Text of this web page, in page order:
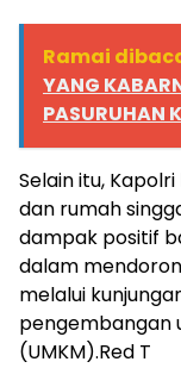
Ramai
YANG
PASURUHAN
Selain itu,
dan rumah
dampak positif
dalam
melalui
pengembangan
(UMKM).Red T